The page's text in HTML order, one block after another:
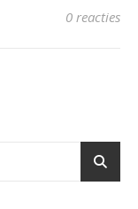
0 reacties